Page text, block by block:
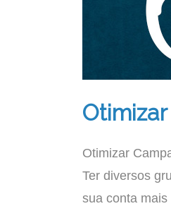
Otimizar
Ter diversos
sua conta